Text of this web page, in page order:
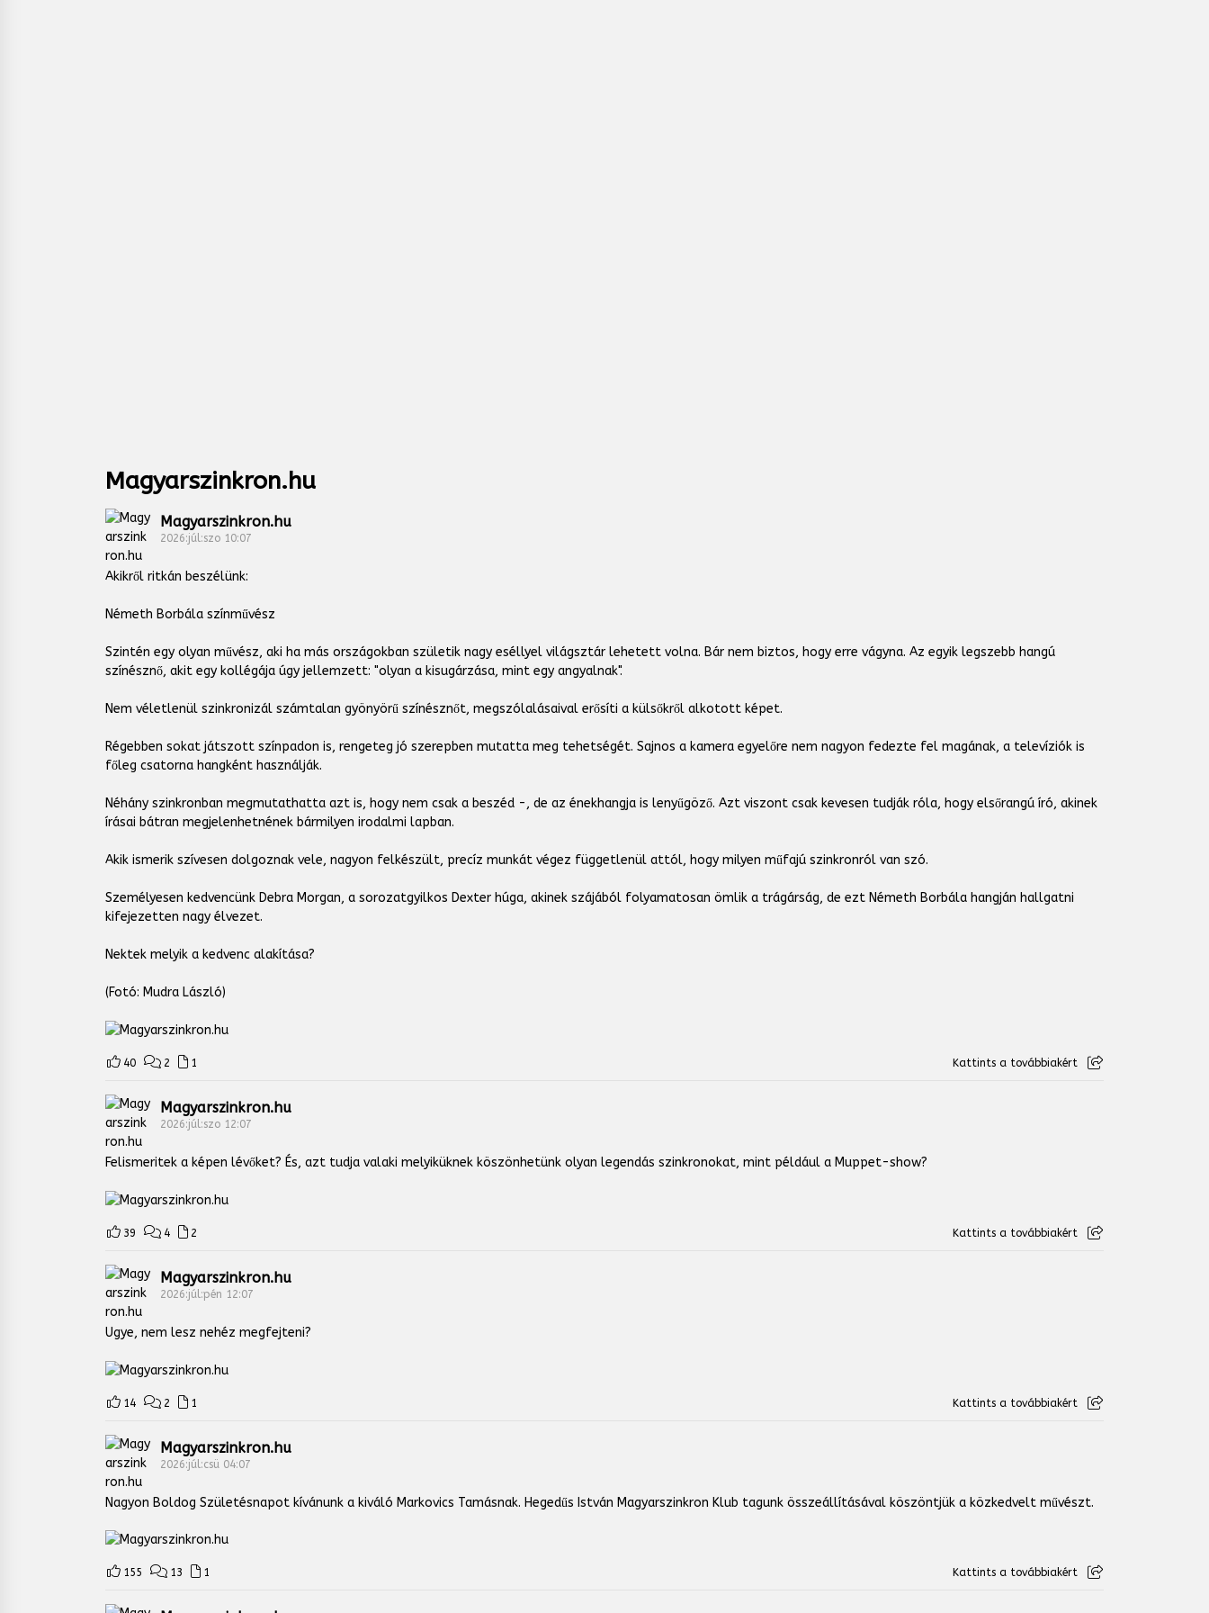
Magyarszinkron.hu
Magyarszinkron.hu
2026:júl:szo 10:07
Akikről ritkán beszélünk:
Németh Borbála színművész
Szintén egy olyan művész, aki ha más országokban születik nagy eséllyel világsztár lehetett volna. Bár nem biztos, hogy erre vágyna. Az egyik legszebb hangú
színésznő, akit egy kollégája úgy jellemzett: "olyan a kisugárzása, mint egy angyalnak".
Nem véletlenül szinkronizál számtalan gyönyörű színésznőt, megszólalásaival erősíti a külsőkről alkotott képet.
Régebben sokat játszott színpadon is, rengeteg jó szerepben mutatta meg tehetségét. Sajnos a kamera egyelőre nem nagyon fedezte fel magának, a televíziók is
főleg csatorna hangként használják.
Néhány szinkronban megmutathatta azt is, hogy nem csak a beszéd -, de az énekhangja is lenyűgöző. Azt viszont csak kevesen tudják róla, hogy elsőrangú író, akinek
írásai bátran megjelenhetnének bármilyen irodalmi lapban.
Akik ismerik szívesen dolgoznak vele, nagyon felkészült, precíz munkát végez függetlenül attól, hogy milyen műfajú szinkronról van szó.
Személyesen kedvencünk Debra Morgan, a sorozatgyilkos Dexter húga, akinek szájából folyamatosan ömlik a trágárság, de ezt Németh Borbála hangján hallgatni
kifejezetten nagy élvezet.
Nektek melyik a kedvenc alakítása?
(Fotó: Mudra László)
40 2 1 Kattints a továbbiakért
Magyarszinkron.hu
2026:júl:szo 12:07
Felismeritek a képen lévőket? És, azt tudja valaki melyiküknek köszönhetünk olyan legendás szinkronokat, mint például a Muppet-show?
39 4 2 Kattints a továbbiakért
Magyarszinkron.hu
2026:júl:pén 12:07
Ugye, nem lesz nehéz megfejteni?
14 2 1 Kattints a továbbiakért
Magyarszinkron.hu
2026:júl:csü 04:07
Nagyon Boldog Születésnapot kívánunk a kiváló Markovics Tamásnak. Hegedűs István Magyarszinkron Klub tagunk összeállításával köszöntjük a közkedvelt művészt.
155 13 1 Kattints a továbbiakért